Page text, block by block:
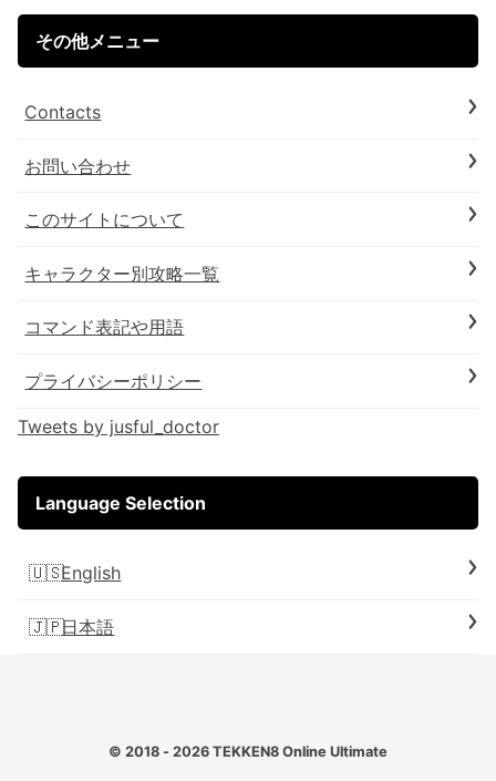
その他メニュー
Contacts
お問い合わせ
このサイトについて
キャラクター別攻略一覧
コマンド表記や用語
プライバシーポリシー
Tweets by jusful_doctor
Language Selection
English
日本語
© 2018 - 2026 TEKKEN8 Online Ultimate